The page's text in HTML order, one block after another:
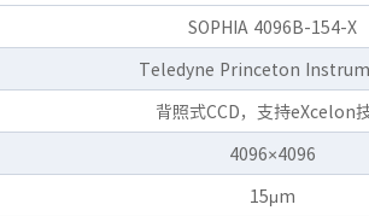
SOPHIA 4096B-154-X
Teledyne Princeton
背照式CCD，支持eXcelon
4096×4096
15μm